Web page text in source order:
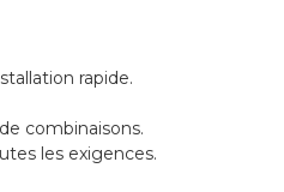
rapide.
combinaisons.
les exigences.